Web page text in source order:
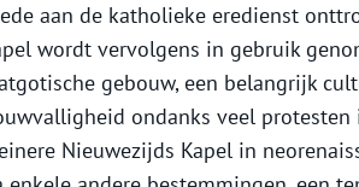
aan de katholieke eredienst
wordt vervolgens in gebruik
gebouw, een belangrijk
ondanks veel
Nieuwezijds Kapel in